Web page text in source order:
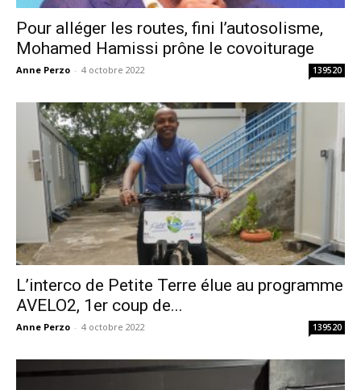
Pour alléger les routes, fini l’autosolisme,
Mohamed Hamissi prône le covoiturage
Anne Perzo - 4 octobre 2022 139520
L’interco de Petite Terre élue au programme
AVELO2, 1er coup de...
Anne Perzo - 4 octobre 2022 139520